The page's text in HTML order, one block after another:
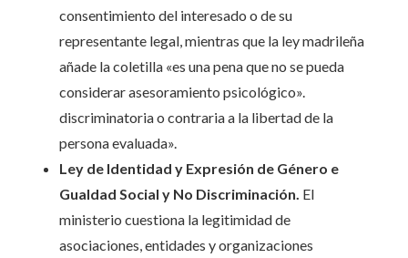
consentimiento del interesado o de su
representante legal, mientras que la ley madrileña
añade la coletilla «es una pena que no se pueda
considerar asesoramiento psicológico».
discriminatoria o contraria a la libertad de la
persona evaluada».
Ley de Identidad y Expresión de Género e
Gualdad Social y No Discriminación. El
ministerio cuestiona la legitimidad de
asociaciones, entidades y organizaciones